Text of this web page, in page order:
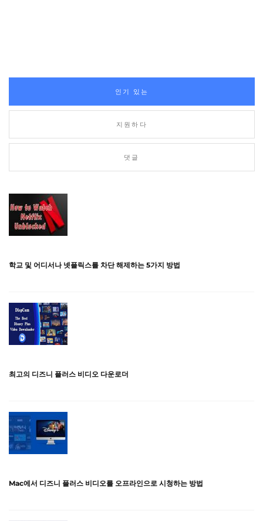
인기 있는
지원하다
댓글
학교 및 어디서나 넷플릭스를 차단 해제하는 5가지 방법
최고의 디즈니 플러스 비디오 다운로더
Mac에서 디즈니 플러스 비디오를 오프라인으로 시청하는 방법